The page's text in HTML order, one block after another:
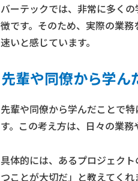
バーテックでは、非常に多く
徴です。そのため、実際の業
速いと感じています。
先輩や同僚から学ん
先輩や同僚から学んだことで
す。この考え方は、日々の業務
具体的には、あるプロジェク
つことが大切だ」と教えてく